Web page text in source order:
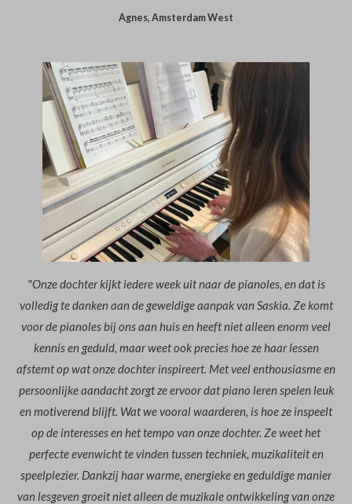
Agnes, Amsterdam West
"Onze dochter kijkt iedere week uit naar de pianoles, en dat is
volledig te danken aan de geweldige aanpak van Saskia. Ze komt
voor de pianoles bij ons aan huis en heeft niet alleen enorm veel
kennis en geduld, maar weet ook precies hoe ze haar lessen
afstemt op wat onze dochter inspireert. Met veel enthousiasme en
persoonlijke aandacht zorgt ze ervoor dat piano leren spelen leuk
en motiverend blijft. Wat we vooral waarderen, is hoe ze inspeelt
op de interesses en het tempo van onze dochter. Ze weet het
perfecte evenwicht te vinden tussen techniek, muzikaliteit en
speelplezier. Dankzij haar warme, energieke en geduldige manier
van lesgeven groeit niet alleen de muzikale ontwikkeling van onze